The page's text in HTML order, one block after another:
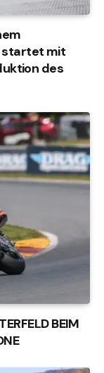
startet mit
des
BEIM